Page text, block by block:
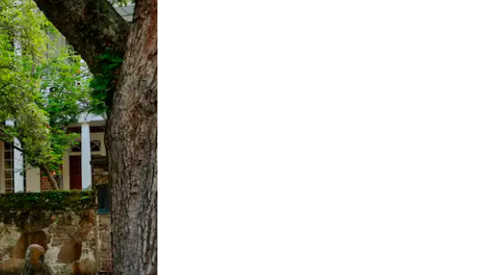
確認することができます。